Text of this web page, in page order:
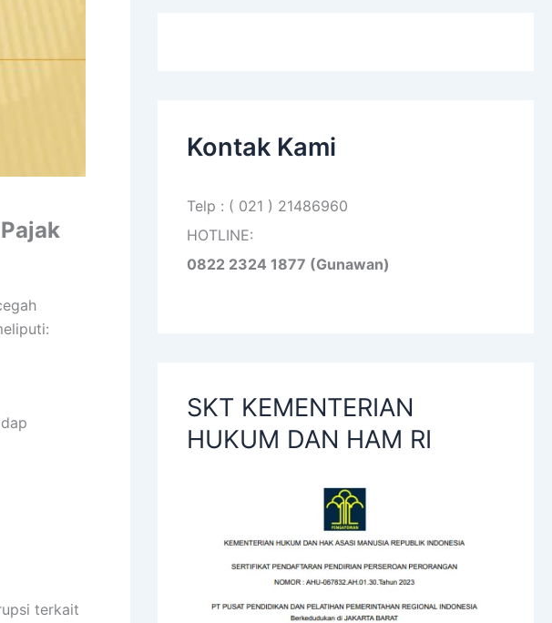
terkait
Kontak Kami
Telp : ( 021 ) 21486960
HOTLINE:
0822 2324 1877 (Gunawan)
SKT KEMENTERIAN
HUKUM DAN HAM RI